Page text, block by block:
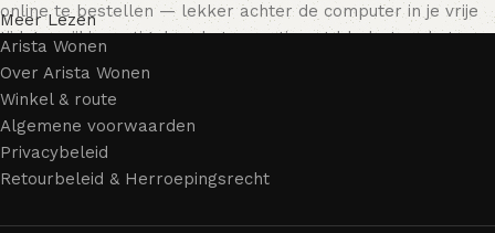
online te bestellen — lekker achter de computer in je vrije
tijd, terwijl je rustig door het assortiment bladert en het
meubelstuk kiest dat bij je past. Onze online winkel biedt
een uitgebreide catalogus met meubels voor zowel thuis als
kantoor.
Meubelproductie is een moderne vorm van kunst
Meer Lezen
Arista Wonen
Over Arista Wonen
Winkel & route
Algemene voorwaarden
Privacybeleid
Retourbeleid & Herroepingsrecht